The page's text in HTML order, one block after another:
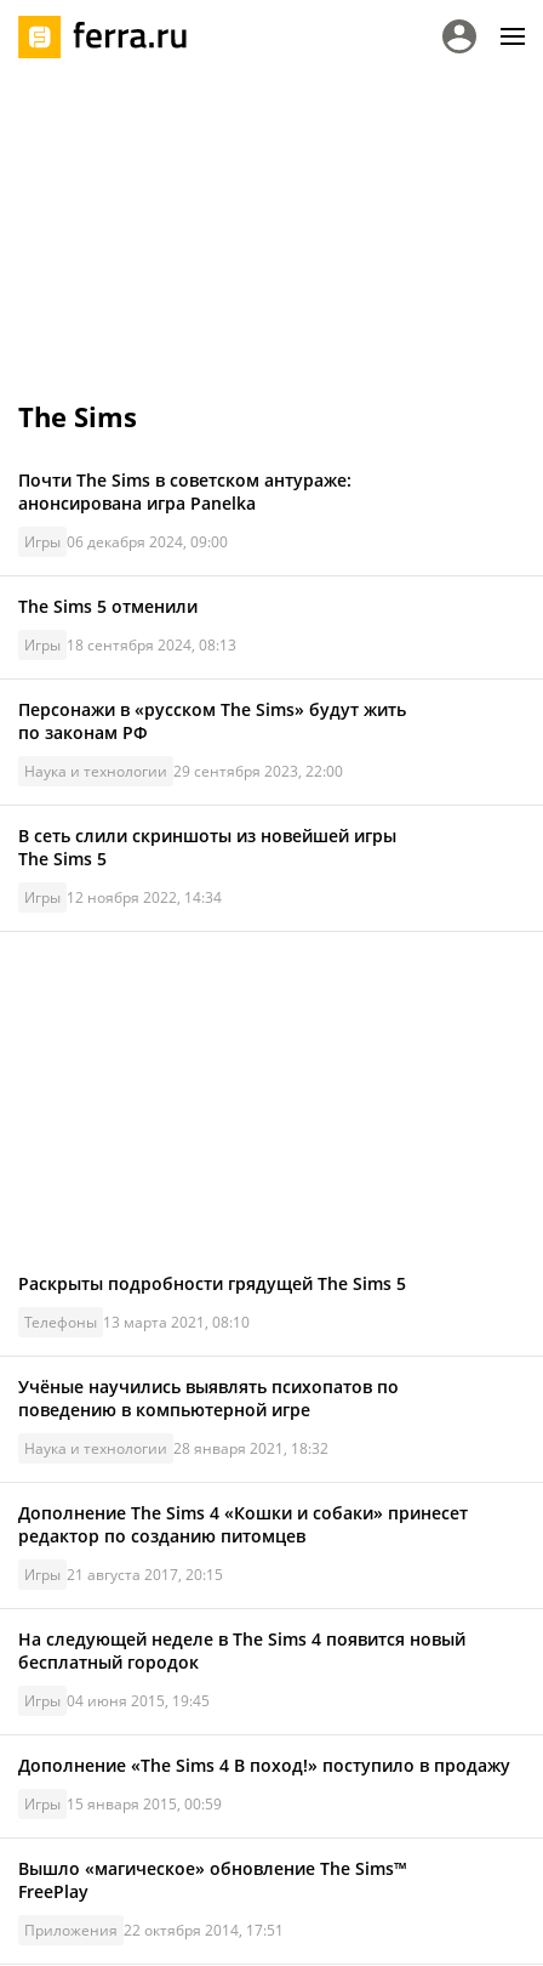
The Sims
Почти The Sims в советском антураже:
анонсирована игра Panelka
Игры 06 декабря 2024, 09:00
The Sims 5 отменили
Игры 18 сентября 2024, 08:13
Персонажи в «русском The Sims» будут жить
по законам РФ
Наука и технологии 29 сентября 2023, 22:00
В сеть слили скриншоты из новейшей игры
The Sims 5
Игры 12 ноября 2022, 14:34
Раскрыты подробности грядущей The Sims 5
Телефоны 13 марта 2021, 08:10
Учёные научились выявлять психопатов по
поведению в компьютерной игре
Наука и технологии 28 января 2021, 18:32
Дополнение The Sims 4 «Кошки и собаки» принесет
редактор по созданию питомцев
Игры 21 августа 2017, 20:15
На следующей неделе в The Sims 4 появится новый
бесплатный городок
Игры 04 июня 2015, 19:45
Дополнение «The Sims 4 В поход!» поступило в продажу
Игры 15 января 2015, 00:59
Вышло «магическое» обновление The Sims™
FreePlay
Приложения 22 октября 2014, 17:51